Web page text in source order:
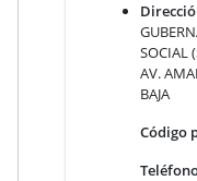
SOCIAL
AV.
BAJA
Código